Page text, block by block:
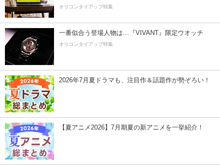
オリコンタイアップ特集
一番似合う登場人物は…『VIVANT』限定ウオッチ
オリコンタイアップ特集
2026年7月夏ドラマも、注目作＆話題作が勢ぞろい！
【夏アニメ2026】7月期夏の新アニメを一挙紹介！